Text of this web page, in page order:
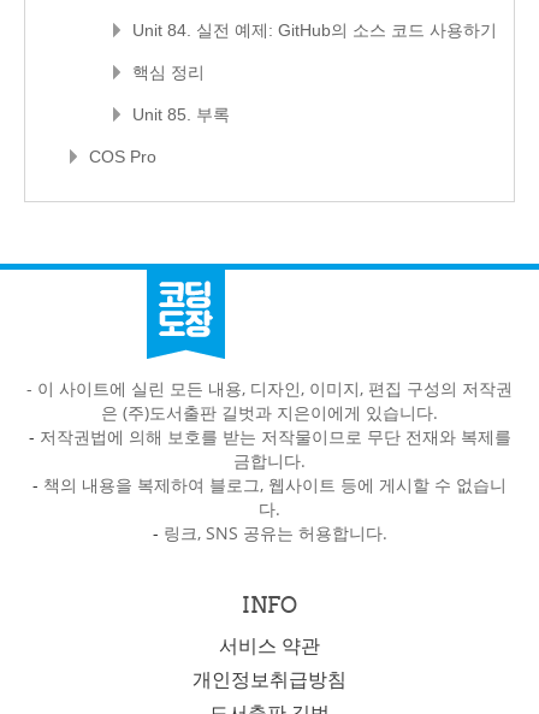
Unit 84. 실전 예제: GitHub의 소스 코드 사용하기
핵심 정리
Unit 85. 부록
COS Pro
- 이 사이트에 실린 모든 내용, 디자인, 이미지, 편집 구성의 저작권
은 (주)도서출판 길벗과 지은이에게 있습니다.
- 저작권법에 의해 보호를 받는 저작물이므로 무단 전재와 복제를
금합니다.
- 책의 내용을 복제하여 블로그, 웹사이트 등에 게시할 수 없습니
다.
- 링크, SNS 공유는 허용합니다.
INFO
서비스 약관
개인정보취급방침